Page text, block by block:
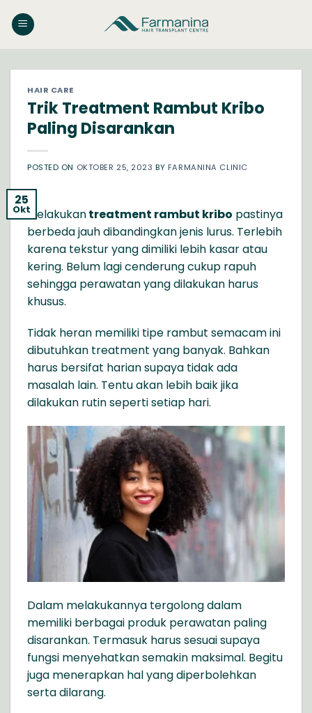
HAIR CARE
Trik Treatment Rambut Kribo
Paling Disarankan
POSTED ON OKTOBER 25, 2023 BY FARMANINA CLINIC
25
OktMelakukantreatment rambut kribo pastinya
berbeda jauh dibandingkan jenis lurus. Terlebih
karena tekstur yang dimiliki lebih kasar atau
kering. Belum lagi cenderung cukup rapuh
sehingga perawatan yang dilakukan harus
khusus.
Tidak heran memiliki tipe rambut semacam ini
dibutuhkan treatment yang banyak. Bahkan
harus bersifat harian supaya tidak ada
masalah lain. Tentu akan lebih baik jika
dilakukan rutin seperti setiap hari.
Dalam melakukannya tergolong dalam
memiliki berbagai produk perawatan paling
disarankan. Termasuk harus sesuai supaya
fungsi menyehatkan semakin maksimal. Begitu
juga menerapkan hal yang diperbolehkan
serta dilarang.